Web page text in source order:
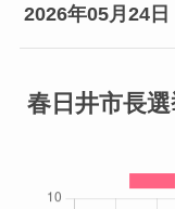
2026年05月24日
春日井市長